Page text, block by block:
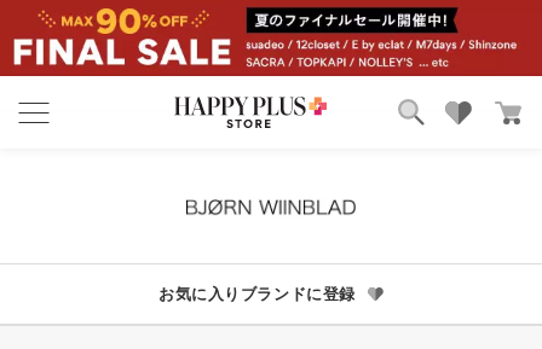
お気に入り
お気に入りブランドに登録